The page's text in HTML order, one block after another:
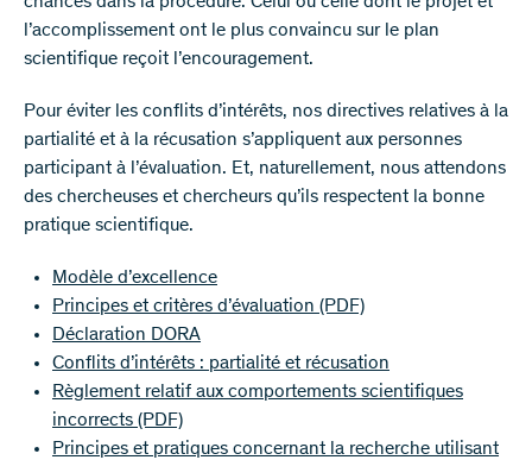
l’accomplissement ont le plus convaincu sur le plan
scientifique reçoit l’encouragement.
Pour éviter les conflits d’intérêts, nos directives relatives à la
partialité et à la récusation s’appliquent aux personnes
participant à l’évaluation. Et, naturellement, nous attendons
des chercheuses et chercheurs qu’ils respectent la bonne
pratique scientifique.
Modèle d’excellence
Principes et critères d’évaluation (PDF)
Déclaration DORA
Conflits d’intérêts : partialité et récusation
Règlement relatif aux comportements scientifiques
incorrects (PDF)
Principes et pratiques concernant la recherche utilisant